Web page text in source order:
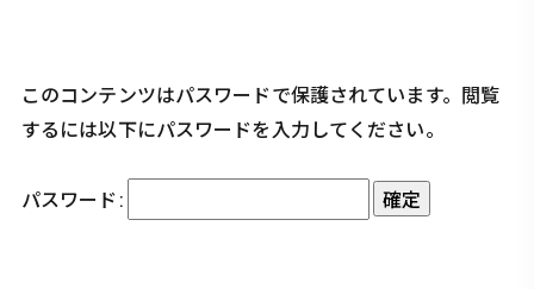
このコンテンツはパスワードで保護されています。閲覧
するには以下にパスワードを入力してください。
パスワード: